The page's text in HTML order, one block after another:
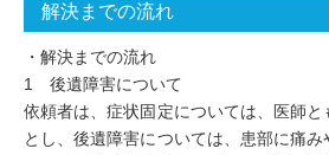
解決までの流れ
・解決までの流れ
1 後遺障害について
依頼者は、症状固定については、医師と
とし、後遺障害については、患部に痛